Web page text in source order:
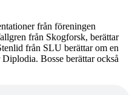
från föreningen
från Skogforsk, berättar
från SLU berättar om en
Bosse berättar också